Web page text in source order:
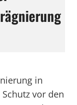
in
vor den